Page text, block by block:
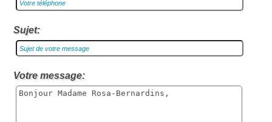
Sujet:
Votre message: